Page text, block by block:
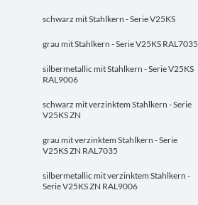
schwarz mit Stahlkern - Serie V25KS
grau mit Stahlkern - Serie V25KS RAL7035
silbermetallic mit Stahlkern - Serie V25KS
RAL9006
schwarz mit verzinktem Stahlkern - Serie
V25KS ZN
grau mit verzinktem Stahlkern - Serie
V25KS ZN RAL7035
silbermetallic mit verzinktem Stahlkern -
Serie V25KS ZN RAL9006